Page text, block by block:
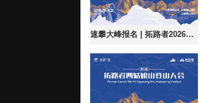
速攀大峰报名 | 拓路者2026第九届四姑娘山登山大会